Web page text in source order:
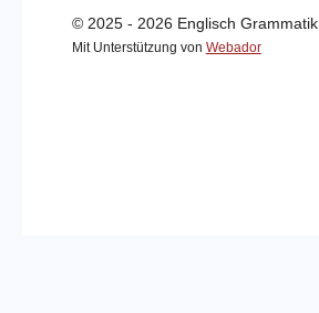
© 2025 - 2026 Englisch Grammatik
Mit Unterstützung von Webador